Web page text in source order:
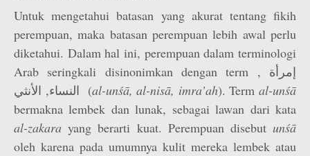
Untuk mengetahui batasan yang akurat tentang fikih
perempuan, maka batasan perempuan lebih awal perlu
diketahui. Dalam hal ini, perempuan dalam terminologi
Arab seringkali disinonimkan dengan term إمرأة ,
النساء, الأنثي (al-unśā, al-nisā, imra’ah). Termal-unśā
bermakna lembek dan lunak, sebagai lawan dari kata
al-zakarayang berarti kuat. Perempuan disebutunśā
oleh karena pada umumnya kulit mereka lembek atau